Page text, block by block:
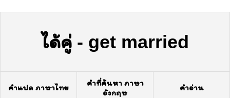
ได้คู่ - get married
คำแปล ภาษาไทย
คำที่ค้นหา ภาษา
อังกฤษ
คำอ่าน